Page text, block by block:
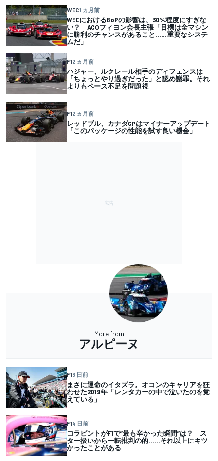
WEC1 ヵ月前
WECにおけるBoPの影響は、30%程度にすぎな
い？ ACOフィヨン会長主張「目標は全マシン
に勝利のチャンスがあること……重要なシステ
ムだ」
F12 ヵ月前
ハジャー、ルクレール相手のディフェンスは
「ちょっとやり過ぎだった」と認め謝罪。それ
よりもペース不足を問題視
F12 ヵ月前
レッドブル、カナダGPはマイナーアップデート
「このパッケージの性能を試す良い機会」
More from
アルピーヌ
F13 日前
まさに運命のイタズラ。オコンのキャリアを狂
わせた2019年「レンタカーの中で泣いたのを覚
えている」
F14 日前
コラピントがF1で”最も辛かった瞬間”は？ ス
ター扱いから一転批判の的……それ以上にキツ
かったことがある